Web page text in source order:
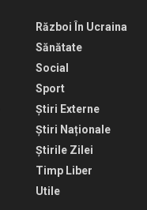
Război În Ucraina
Sănătate
Social
Sport
Știri Externe
Știri Naționale
Știrile Zilei
Timp Liber
Utile